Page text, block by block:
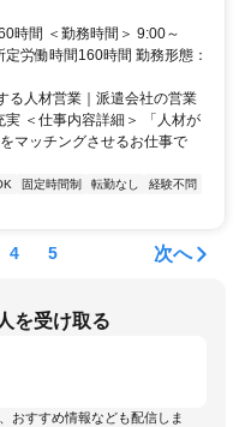
時間 ＜勤務時間＞ 9:00～
労働時間160時間 勤務形態：
る人材営業｜派遣会社の営業
＜仕事内容詳細＞ 「人材が
マッチングさせるお仕事で
固定時間制 転勤なし
経験不問
4 5 次へ
を受け取る
おすすめ情報なども配信しま